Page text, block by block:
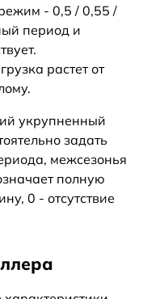
- 0,5 / 0,55 /
период и
растет от
укрупненный
задать
межсезонья
полную
0 - отсутствие